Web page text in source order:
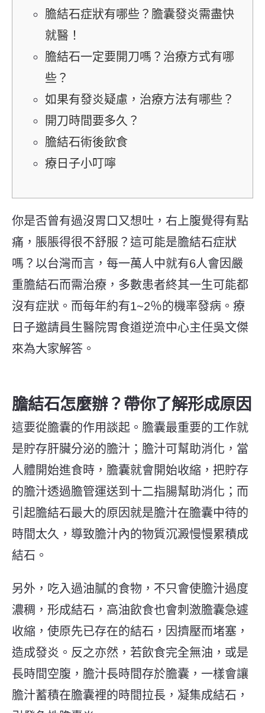
膽結石症狀有哪些？膽囊發炎需盡快
就醫！
膽結石一定要開刀嗎？治療方式有哪
些？
如果有發炎疑慮，治療方法有哪些？
開刀時間要多久？
膽結石術後飲食
療日子小叮嚀
你是否曾有過沒胃口又想吐，右上腹覺得有點
痛，脹脹得很不舒服？這可能是膽結石症狀
嗎 ？以台灣而言，每一萬人中就有6人會因嚴
重膽結石而需治療，多數患者終其一生可能都
沒有症狀。而每年約有1~2％的機率發病。療
日子邀請員生醫院胃食道逆流中心主任吳文傑
來為大家解答。
膽結石怎麼辦？帶你了解形成原因
這要從膽囊的作用談起。膽囊最重要的工作就
是貯存肝臟分泌的膽汁；膽汁可幫助消化，當
人體開始進食時，膽囊就會開始收縮，把貯存
的膽汁透過膽管運送到十二指腸幫助消化；而
引起膽結石最大的原因就是膽汁在膽囊中待的
時間太久，導致膽汁內的物質沉澱慢慢累積成
結石。
另外，吃入過油膩的食物，不只會使膽汁過度
濃稠，形成結石，高油飲食也會刺激膽囊急遽
收縮，使原先已存在的結石，因擠壓而堵塞，
造成發炎。反之亦然，若飲食完全無油，或是
長時間空腹，膽汁長時間存於膽囊，一樣會讓
膽汁蓄積在膽囊裡的時間拉長，凝集成結石，